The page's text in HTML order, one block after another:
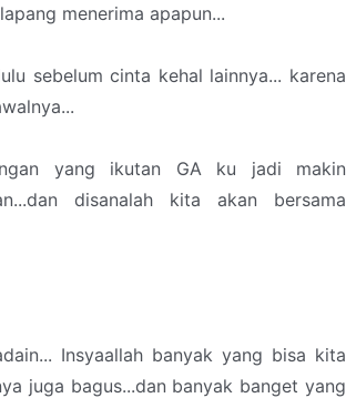
menerima apapun...
sebelum cinta kehal lainnya... karena
yang ikutan GA ku jadi makin
disanalah kita akan bersama
Insyaallah banyak yang bisa kita
juga bagus...dan banyak banget yang